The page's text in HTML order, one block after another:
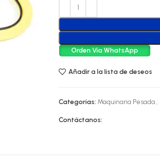
Orden Vía WhatsApp
Añadir a la lista de deseos
Categorías: Maquinaria Pesada ,
Contáctanos: